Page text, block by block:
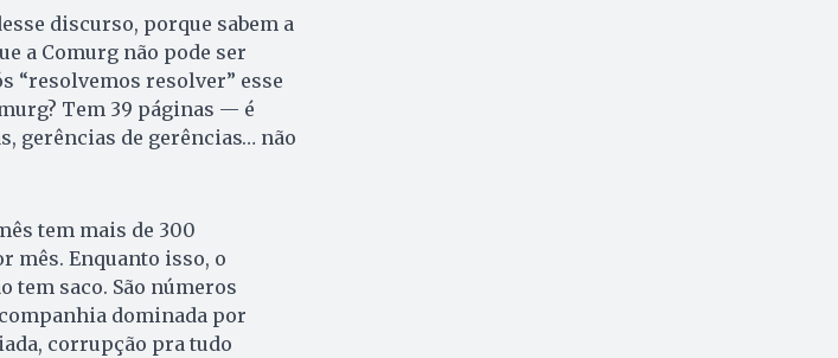
discurso, porque sabem a
a Comurg não pode ser
“resolvemos resolver” esse
Tem 39 páginas — é
gerências de gerências… não
tem mais de 300
mês. Enquanto isso, o
tem saco. São números
dominada por
corrupção pra tudo